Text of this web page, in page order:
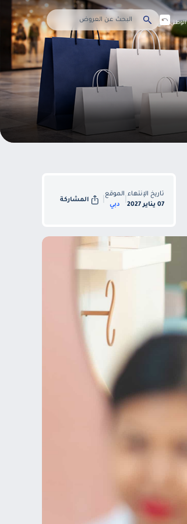
الوطني
تاريخ الإنتهاء
07 يناير 2027
الموقع
دبي
المشاركة